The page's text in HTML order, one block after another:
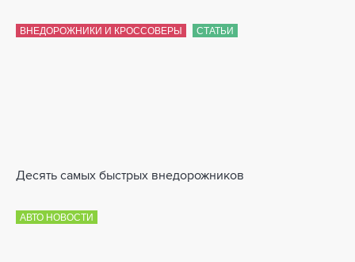
ВНЕДОРОЖНИКИ И КРОССОВЕРЫ СТАТЬИ
Десять самых быстрых внедорожников
АВТО НОВОСТИ